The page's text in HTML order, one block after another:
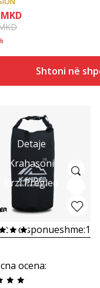
MKD
Shtoni në
Detaje
Krahasoni
Brzi Pregled
e disponueshme:1
ocena: